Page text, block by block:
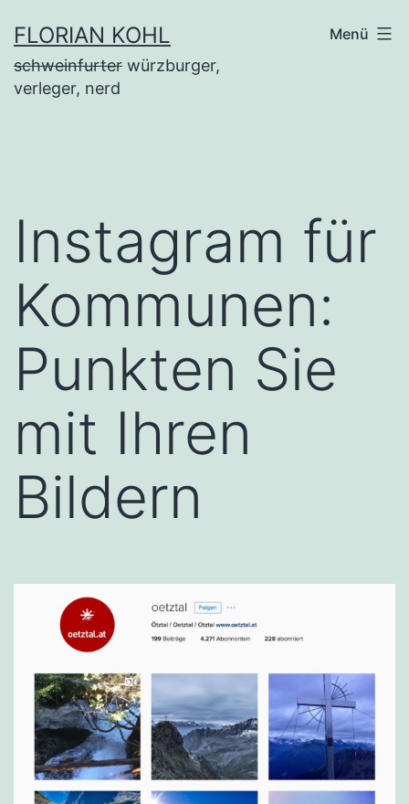
Inhalt
springen
FLORIAN KOHL
schweinfurter würzburger,
verleger, nerd
Menü
Instagram für
Kommunen:
Punkten Sie
mit Ihren
Bildern